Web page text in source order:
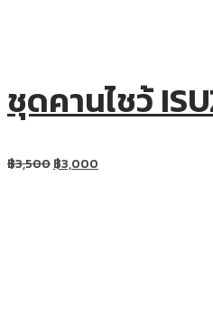
ชุดคานไชว้
฿3,500฿3,000